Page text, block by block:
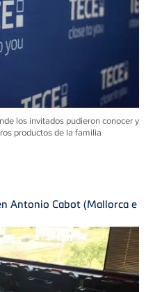
los invitados pudieron conocer y
productos de la familia
Antonio Cabot (Mallorca e